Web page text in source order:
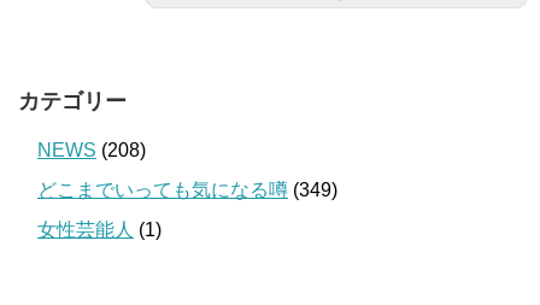
カテゴリー
NEWS (208)
どこまでいっても気になる噂 (349)
女性芸能人 (1)